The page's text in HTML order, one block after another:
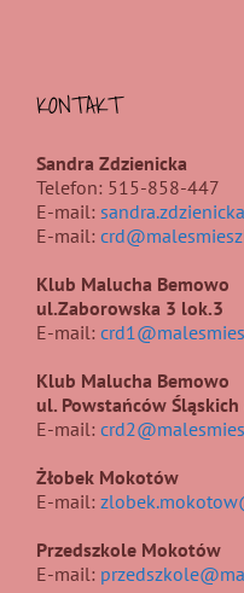
KONTAKT
Sandra Zdzienicka
Telefon: 515-858-447
E-mail:
E-mail:
Klub Malucha Bemowo
ul.Zaborowska 3 lok.3
E-mail:
Klub Malucha Bemowo
ul. Powstańców
E-mail:
Żłobek Mokotów
E-mail:
Przedszkole Mokotów
E-mail: